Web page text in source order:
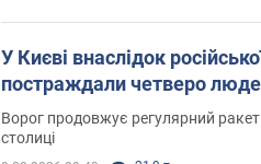
У Києві внаслідок
постраждали четверо
Ворог продовжує регулярний
столиці